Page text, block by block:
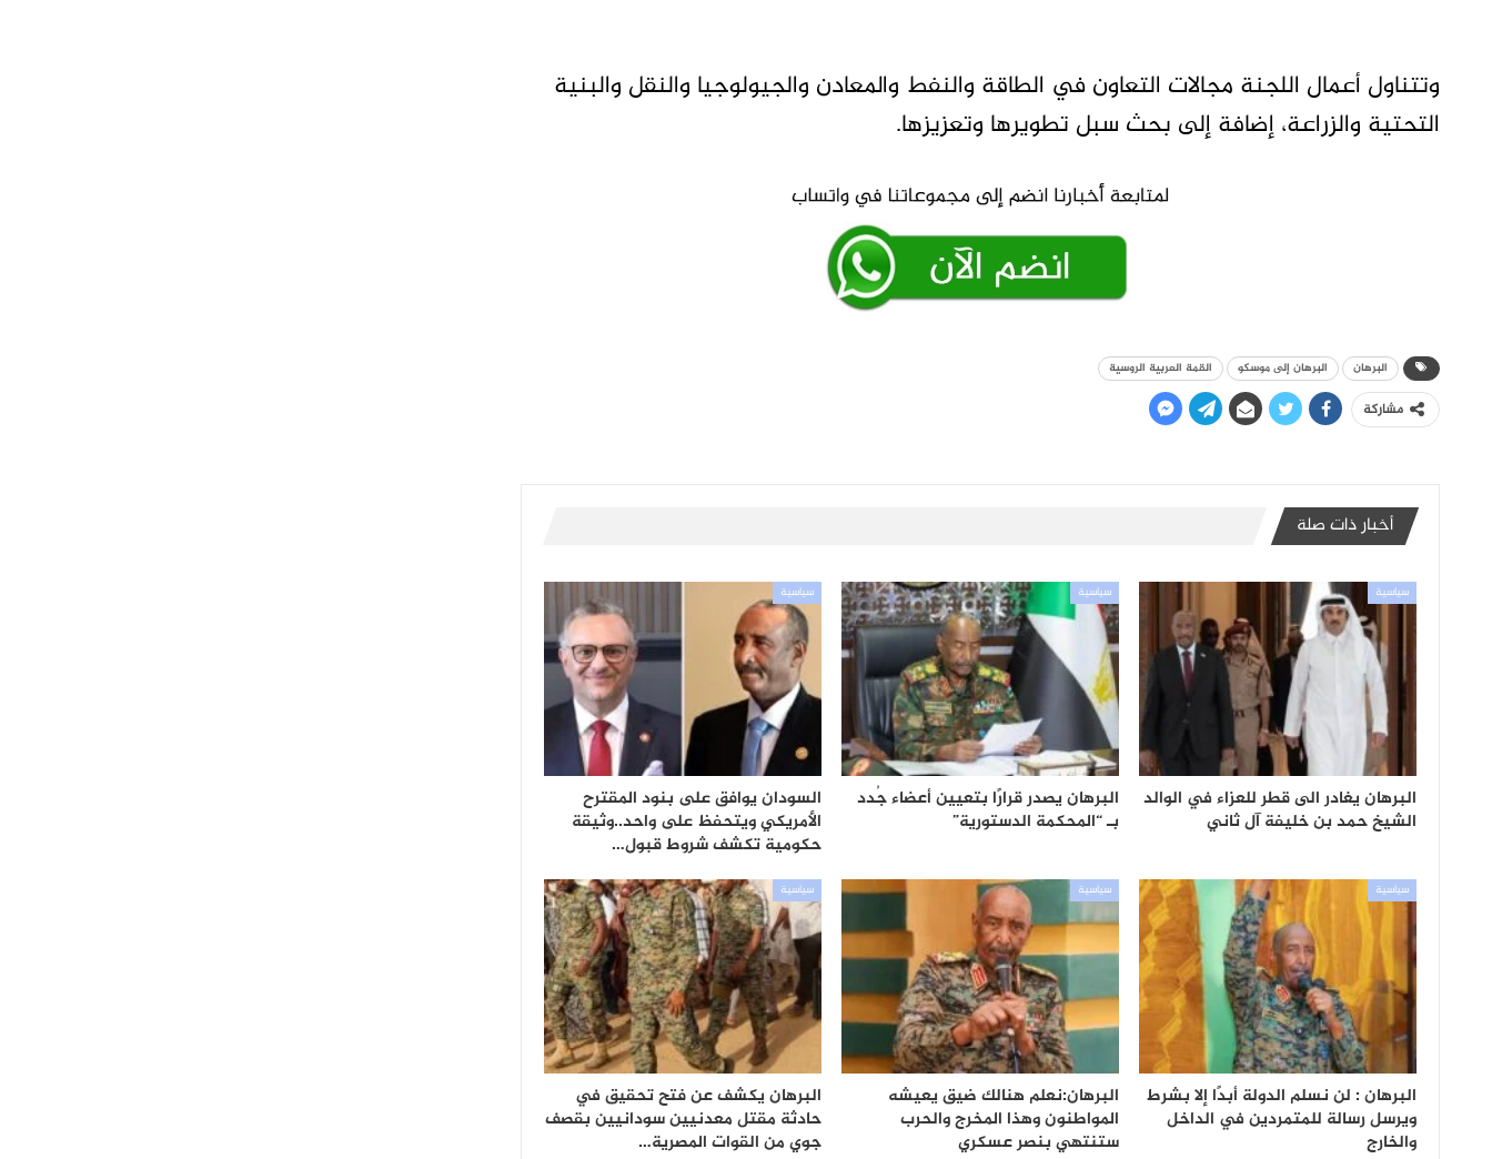
وتتناول أعمال اللجنة مجالات التعاون في الطاقة والنفط والمعادن والجيولوجيا والنقل والبنية
التحتية والزراعة، إضافة إلى بحث سبل تطويرها وتعزيزها.
البرهان البرهان إلى موسكو القمة العربية الروسية
مشاركة
أخبار ذات صلة
سياسية
البرهان يغادر الى قطر للعزاء في الوالد
الشيخ حمد بن خليفة آل ثاني
سياسية
البرهان يصدر قرارًا بتعيين أعضاء جُدد
بـ “المحكمة الدستورية”
سياسية
السودان يوافق على بنود المقترح
الأمريكي ويتحفظ على واحد..وثيقة
حكومية تكشف شروط قبول…
سياسية
البرهان : لن نسلم الدولة أبدًا إلا بشرط
ويرسل رسالة للمتمردين في الداخل
والخارج
سياسية
البرهان:نعلم هنالك ضيق يعيشه
المواطنون وهذا المخرج والحرب
ستنتهي بنصر عسكري
سياسية
البرهان يكشف عن فتح تحقيق في
حادثة مقتل معدنيين سودانيين بقصف
جوي من القوات المصرية…